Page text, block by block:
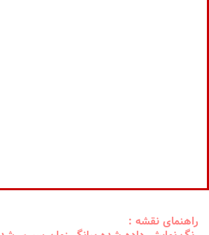
راهنمای نقشه :